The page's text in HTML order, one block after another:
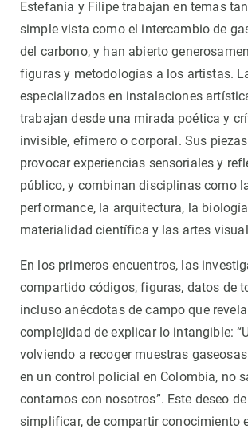
Estefanía y Filipe trabajan en temas
simple vista como el intercambio de
del carbono, y han abierto
figuras y metodologías a los artistas.
especializados en instalaciones
trabajan desde una mirada poética y
invisible, efímero o corporal. Sus
provocar experiencias sensoriales y
público, y combinan disciplinas como
performance, la arquitectura, la
materialidad científica y las artes
En los primeros encuentros, las
compartido códigos, figuras, datos de
incluso anécdotas de campo que
complejidad de explicar lo intangible:
volviendo a recoger muestras
en un control policial en Colombia, no
contarnos con nosotros”. Este deseo
simplificar, de compartir conocimiento